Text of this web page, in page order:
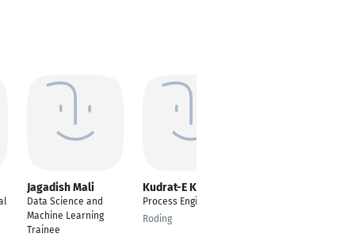
Jagadish Mali
Data Science and
Machine Learning
Trainee
Kudrat-E Khoda
Process Engineer
Roding